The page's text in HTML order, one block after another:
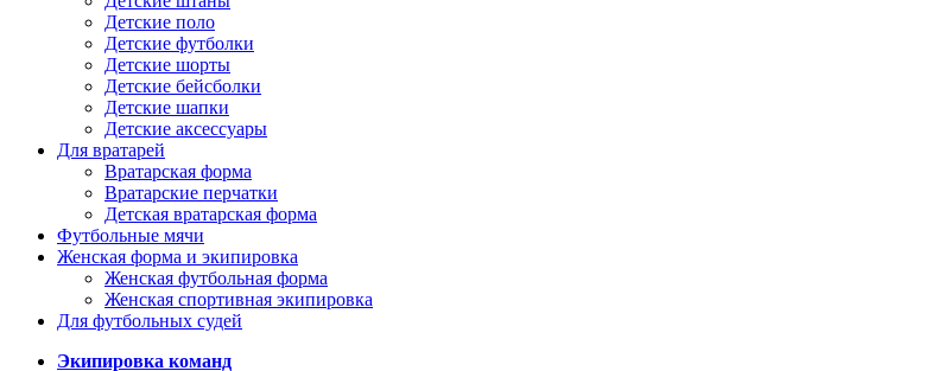
Детские поло
Детские футболки
Детские шорты
Детские бейсболки
Детские шапки
Детские аксессуары
Для вратарей
Вратарская форма
Вратарские перчатки
Детская вратарская форма
Футбольные мячи
Женская форма и экипировка
Женская футбольная форма
Женская спортивная экипировка
Для футбольных судей
Экипировка команд